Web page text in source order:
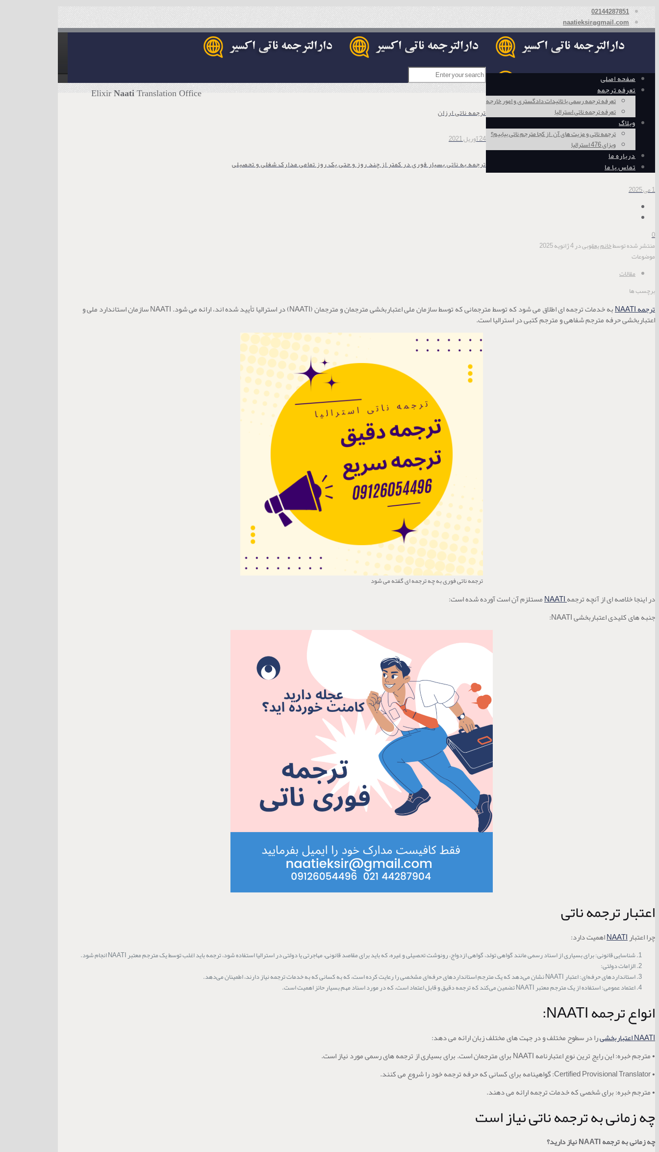
02144287851
naatieksir@gmail.com
صفحه اصلی
تعرفه ترجمه
تعرفه ترجمه رسمی با تائیدات دادگستری و امور خارجه
تعرفه ترجمه ناتی استرالیا
وبلاگ
ترجمه ناتی و مزیت های آن – از کجا مترجم ناتی بیابیم؟
ویزای 476 استرالیا
درباره ما
تماس با ما
Elixir Naati Translation Office
ترجمه ناتی ارزان
24 آوریل 2021
ترجمه به ناتی بسیار فوری در کمتر از چند روز و حتی یک روز تمامی مدارک شغلی و تحصیلی
1 می 2025
0
منتشر شده توسطخانم یعقوبیدر4 ژانویه 2025
موضوعات
مقالات
برچسب ها
ترجمه NAATI به خدمات ترجمه ای اطلاق می شود که توسط مترجمانی که توسط سازمان ملی اعتباربخشی مترجمان و مترجمان (NAATI) در استرالیا تأیید شده اند، ارائه می شود. NAATI سازمان استاندارد ملی و
اعتباربخشی حرفه مترجم شفاهی و مترجم کتبی در استرالیا است.
ترجمه ناتی فوری به چه ترجمه ای گفته می شود
در اینجا خلاصه ای از آنچه ترجمهNAATI
مستلزم آن است آورده شده است:
جنبه های کلیدی اعتباربخشی NAATI:
اعتبار ترجمه ناتی
چرا اعتبارNAATIاهمیت دارد:
شناسایی قانونی: برای بسیاری از اسناد رسمی مانند گواهی تولد، گواهی ازدواج، رونوشت تحصیلی و غیره، که باید برای مقاصد قانونی، مهاجرتی یا دولتی در استرالیا استفاده شود، ترجمه باید اغلب توسط یک مترجم معتبر NAATI انجام شود.
الزامات دولتی:
استانداردهای حرفه‌ای: اعتبار NAATI نشان می‌دهد که یک مترجم استانداردهای حرفه‌ای مشخصی را رعایت کرده است، که به کسانی که به خدمات ترجمه نیاز دارند، اطمینان می‌دهد.
اعتماد عمومی: استفاده از یک مترجم معتبر NAATI تضمین می‌کند که ترجمه دقیق و قابل اعتماد است، که در مورد اسناد مهم بسیار حائز اهمیت است.
انواع ترجمه NAATI:
NAATI اعتباربخشی
را در سطوح مختلف و در جهت های مختلف زبان ارائه می دهد:
• مترجم خبره: این رایج ترین نوع اعتبارنامه NAATI برای مترجمان است. برای بسیاری از ترجمه های رسمی مورد نیاز است.
• Certified Provisional Translator: گواهینامه برای کسانی که حرفه ترجمه خود را شروع می کنند.
• مترجم خبره: برای شخصی که خدمات ترجمه ارائه می دهند.
چه زمانی به ترجمه ناتی نیاز است
چه زمانی به ترجمه NAATI نیاز دارید؟